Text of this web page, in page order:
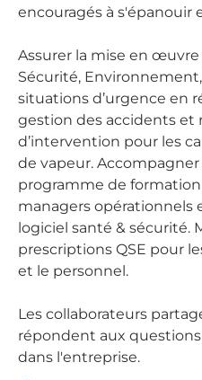
encouragés à s'épanouir
Assurer la mise en
Sécurité,
situations d’urgence en
gestion des accidents et
d’intervention pour les
de vapeur.
programme de
managers opérationnels
logiciel santé & sécurité.
prescriptions QSE pour
et le personnel.
Les collaborateurs
répondent aux
dans l'entreprise.